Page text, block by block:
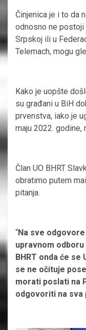
Činjenica je i to da
odnosno ne postoji
Srpskoj ili u
Telemach, mogu
Kako je uopšte
su građani u BiH
prvenstva, iako je
maju 2022.
Član UO BHRT
obratimo putem
pitanja.
“Na sve
upravnom
BHRT onda će se
se ne očituje
morati poslati na
odgovoriti na sva